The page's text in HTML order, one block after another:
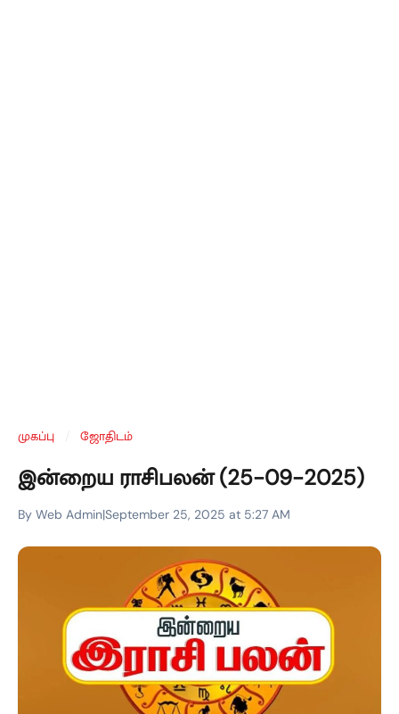
முகப்பு ஜோதிடம்
இன்றைய ராசிபலன் (25-09-2025)
By Web Admin|September 25, 2025 at 5:27 AM